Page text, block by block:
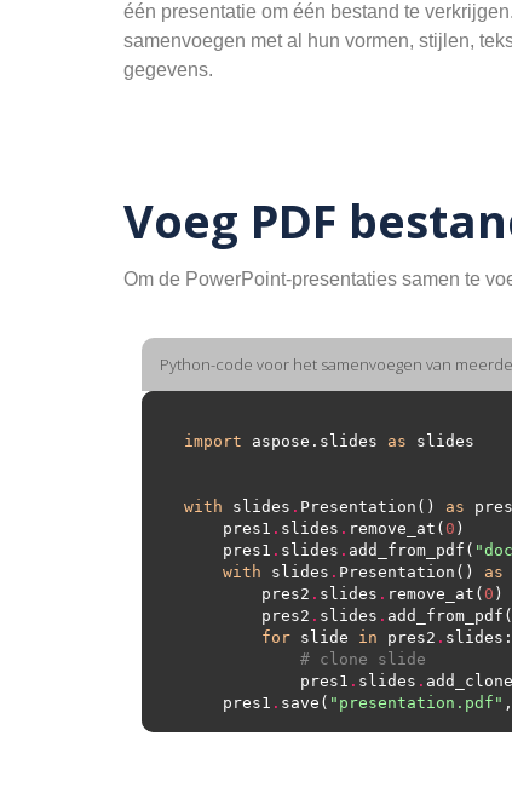
één presentatie om één bestand te
samenvoegen met al hun vormen, stijlen,
gegevens.
Voeg PDF
Om de PowerPoint-presentaties samen te
Python-code voor het samenvoegen van
import aspose.slides as
with slides . Presentation() as
    pres1
. slides . remove_at( 0
    pres1
. slides . add_from_pdf(
with slides . Presentation() as
        pres2
. slides . remove_at( 0
        pres2
. slides . add_from_pdf(
for slide in pres2 .
# clone slide
            pres1
. slides .
    pres1
. save( "presentation.pdf"